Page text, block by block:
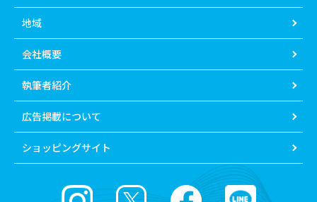
地域
会社概要
執筆者紹介
広告掲載について
ショッピングサイト